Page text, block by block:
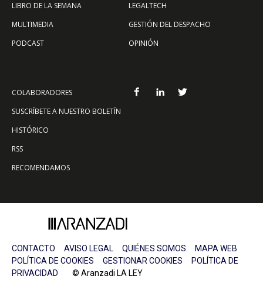
LIBRO DE LA SEMANA
MULTIMEDIA
PODCAST
LEGALTECH
GESTIÓN DEL DESPACHO
OPINIÓN
COLABORADORES
SUSCRÍBETE A NUESTRO BOLETÍN
HISTÓRICO
RSS
RECOMENDAMOS
CONTACTO AVISO LEGAL QUIÉNES SOMOS
MAPA WEB
POLÍTICA DE COOKIES
GESTIONAR COOKIES
POLÍTICA DE
PRIVACIDAD © Aranzadi LA LEY